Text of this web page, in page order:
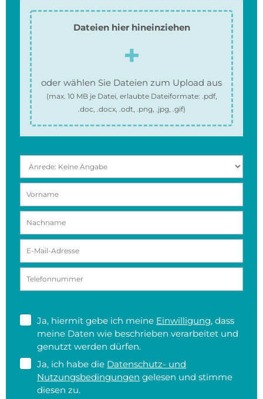
Dateien hier hineinziehen
oder wählen Sie Dateien zum Upload aus
(max. 10 MBje Datei, erlaubte Dateiformate: .pdf,
.doc, .docx, .odt, .png, .jpg, .gif)
Ja, hiermit gebe ich meine Einwilligung, dass
meine Daten wie beschrieben verarbeitet und
genutzt werden dürfen.
Ja, ich habe die Datenschutz- und
Nutzungsbedingungen gelesen und stimme
diesen zu.